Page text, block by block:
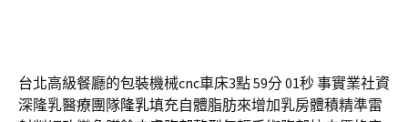
台北高級餐廳的包裝機械cnc車床3點 59分 01秒事實業社資
深隆乳醫療團隊隆乳填充自體脂肪來增加乳房體積精準雷